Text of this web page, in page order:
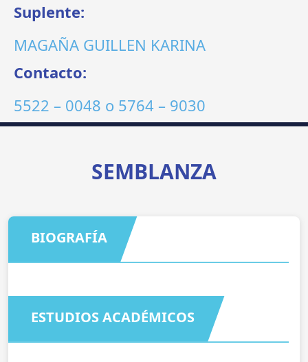
Suplente:
MAGAÑA GUILLEN KARINA
Contacto:
5522 – 0048 o 5764 – 9030
SEMBLANZA
BIOGRAFÍA
ESTUDIOS ACADÉMICOS